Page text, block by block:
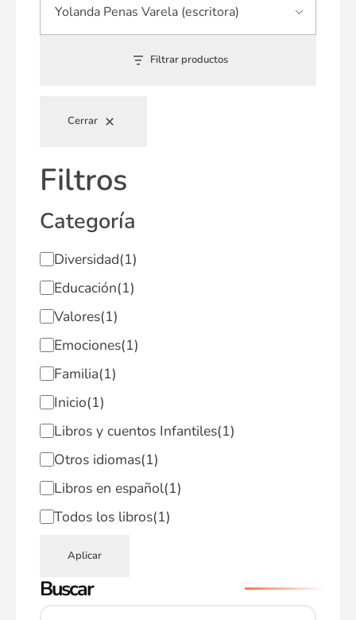
Filtrar productos
Cerrar
Filtros
Categoría
Diversidad(1)
Educación(1)
Valores(1)
Emociones(1)
Familia(1)
Inicio(1)
Libros y cuentos Infantiles(1)
Otros idiomas(1)
Libros en español(1)
Todos los libros(1)
Aplicar
Buscar